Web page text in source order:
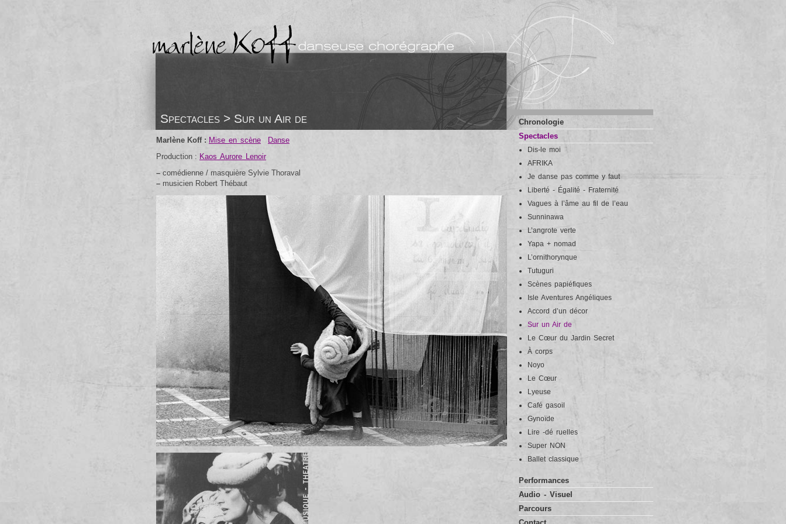
Chronologie
Spectacles
Dis-le moi
AFRIKA
Je danse pas comme y faut
Liberté - Égalité - Fraternité
Vagues à l’âme au fil de l’eau
Sunninawa
L’angrote verte
Yapa + nomad
L’ornithorynque
Tutuguri
Scènes papiéfiques
Isle Aventures Angéliques
Accord d’un décor
Sur un Air de
Le Cœur du Jardin Secret
À corps
Noyo
Le Cœur
Lyeuse
Café gasoil
Gynoïde
Lire -dé ruelles
Super NON
Ballet classique
Performances
Audio - Visuel
Parcours
Spectacles > Sur un Air de
Marlène Koff : Mise en scène
Danse
Production : Kaos Aurore Lenoir
– comédienne / masquière Sylvie Thoraval
– musicien Robert Thébaut